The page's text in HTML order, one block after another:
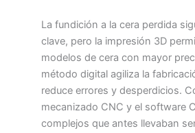
La fundición a la cera perdida
clave, pero la impresión 3D
modelos de cera con mayor
método digital agiliza la
reduce errores y desperdicios.
mecanizado CNC y el software
complejos que antes llevaban